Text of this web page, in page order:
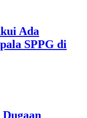
Ada
SPPG di